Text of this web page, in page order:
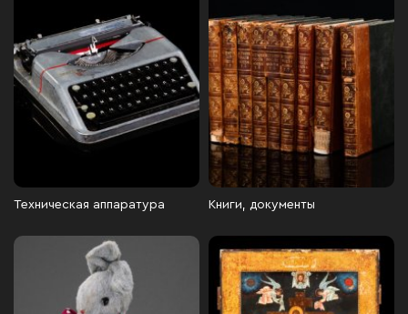
Техническая аппаратура Книги, документы